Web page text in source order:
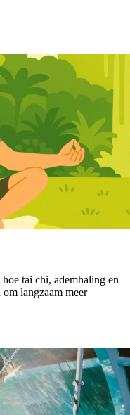
tai chi, ademhaling en
langzaam meer